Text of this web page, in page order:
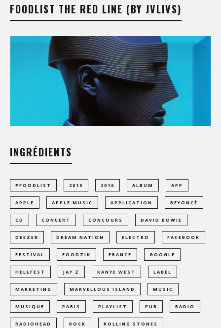
FOODLIST THE RED LINE (BY JVLIVS)
INGRÉDIENTS
#FOODLIST 2015 2016 ALBUM APP
APPLE APPLE MUSIC APPLICATION BEYONCÉ
CD CONCERT CONCOURS DAVID BOWIE
DEEZER DREAM NATION ELECTRO FACEBOOK
FESTIVAL FOODZIK FRANCE GOOGLE
HELLFEST JAY Z KANYE WEST LABEL
MARKETING MARVELLOUS ISLAND MUSIC
MUSIQUE PARIS PLAYLIST PUB RADIO
RADIOHEAD ROCK ROLLING STONES